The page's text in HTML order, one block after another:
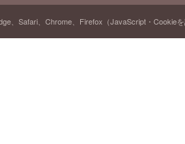
、Safari、Chrome、Firefox（JavaScript・Cookie